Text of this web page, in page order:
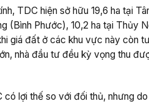
TDC hiện sở hữu 19,6 ha tại
(Bình Phước), 10,2 ha tại Thủy
giá đất ở các khu vực này còn
nhà đầu tư đều kỳ vọng thu
lợi thế so với đối thủ, nhưng